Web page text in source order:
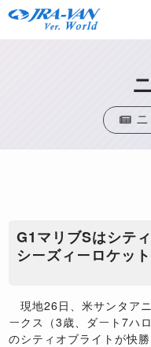
G1マリブSはシテ
シーズィーロケッ
現地26日、米サンタア
ークス（3歳、ダート7ハ
のシティオブライトが快勝